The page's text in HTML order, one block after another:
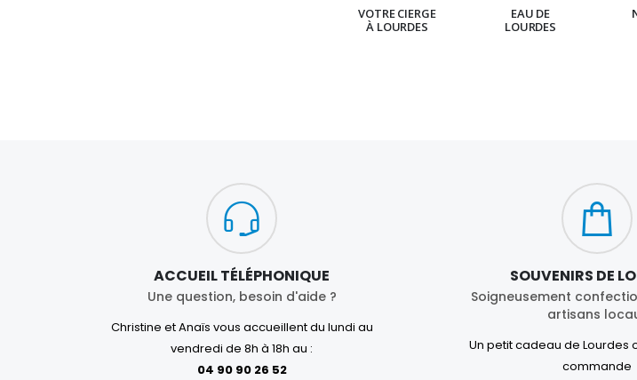
VOTRE CIERGE
À LOURDES
EAU DE
LOURDES
ACCUEIL TÉLÉPHONIQUE
Une question, besoin d'aide ?
Christine et Anaïs vous accueillent du lundi au
vendredi de 8h à 18h au :
04 90 90 26 52
SOUVENIRS DE
Soigneusement
artisans
Un petit cadeau de Lourdes
commande